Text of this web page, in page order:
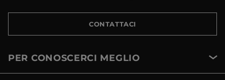
CONTATTACI
PER CONOSCERCI MEGLIO